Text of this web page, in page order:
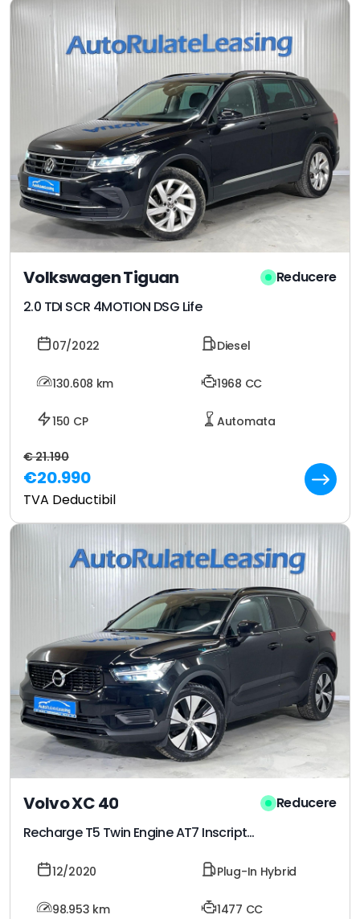
Volkswagen Tiguan
2.0 TDI SCR 4MOTION DSG Life
Reducere
07/2022 Diesel
130.608 km 1968 CC
150 CP Automata
€ 21.190
€20.990
TVA Deductibil
Volvo XC 40
Recharge T5 Twin Engine AT7 Inscription
Reducere
12/2020 Plug-In Hybrid
98.953 km 1477 CC